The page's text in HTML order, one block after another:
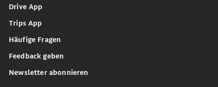
Drive App
Trips App
Häufige Fragen
Feedback geben
Newsletter abonnieren